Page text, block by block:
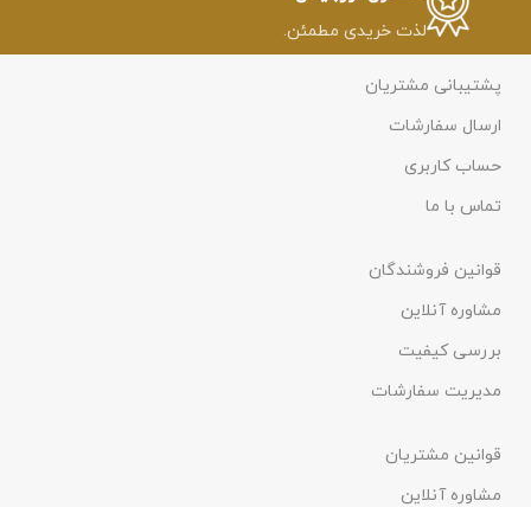
لذت خریدی مطمئن.
پشتیبانی مشتریان
ارسال سفارشات
حساب کاربری
تماس با ما
قوانین فروشندگان
مشاوره آنلاین
بررسی کیفیت
مدیریت سفارشات
قوانین مشتریان
مشاوره آنلاین